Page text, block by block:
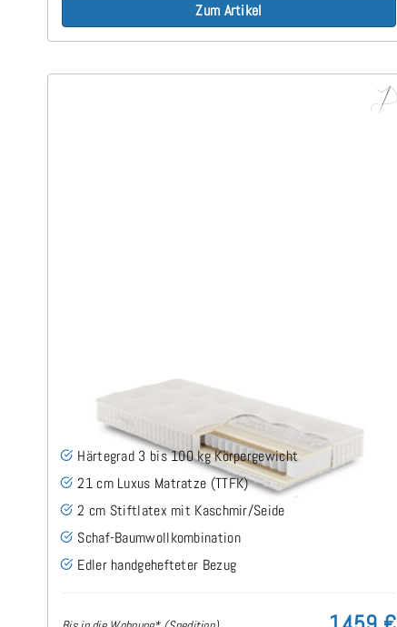
Zum Artikel
ARMIN H3 TTFK Matratze 80x200 cm -
Sonderanfertigung
Härtegrad 3 bis 100 kg Körpergewicht
21 cm Luxus Matratze (TTFK)
2 cm Stiftlatex mit Kaschmir/Seide
Schaf-Baumwollkombination
Edler handgehefteter Bezug